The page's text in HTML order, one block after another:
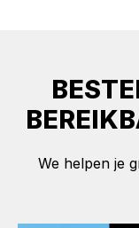
We helpen je